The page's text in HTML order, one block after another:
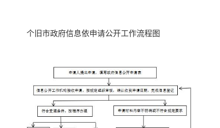
个旧市政府信息依申请公开工作流程图